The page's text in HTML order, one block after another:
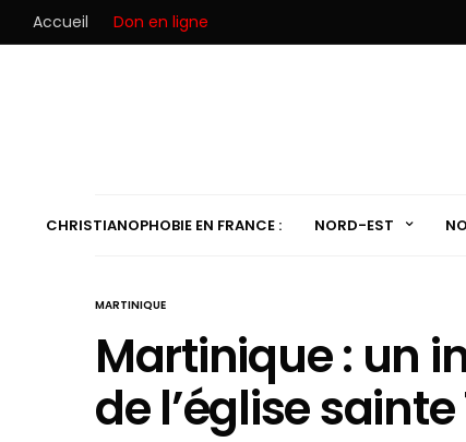
Accueil Don en ligne
CHRISTIANOPHOBIE EN FRANCE : NORD-EST
MARTINIQUE
Martinique : un
de l’église